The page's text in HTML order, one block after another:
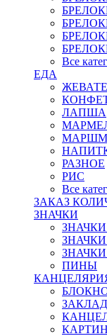
Все
ЕДА
ЛАПША
РАЗНОЕ
РИС
Все
ЗАКАЗ
ЗНАЧКИ
ПИНЫ